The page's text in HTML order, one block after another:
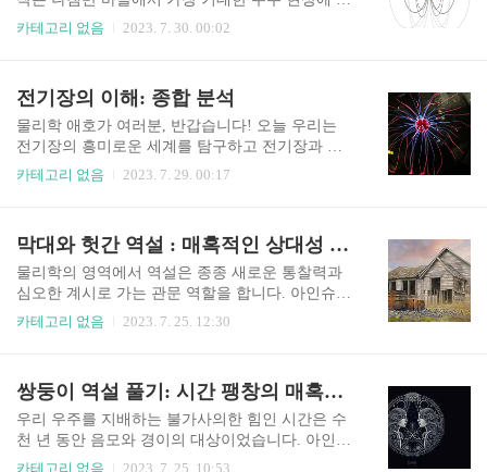
Christian Ørsted, André-Marie Ampère, Michael Farad
ay와 같은 뛰어난 지성의 획기적인 작업이 전기와
이어를 통해 흐르..
르기까지 자기장은 우주를 형성하는 데 중요한 역
불가사의한 세력 속으로 흥미진진한 여정을 떠날
때 안전벨트를 매세요. 자기장의 성질 육안으로 볼
수 없는 자기장은 특정 물질과 아원자 입자의 고유
한 특성입니다. 그것들의 기원은 전기와 자기 사이
의 관계를 탐구하는 물리학의 한 분야인 전자기학
자가 도체를 통해 이동할 때 주변에 자기장을 생성
합니다. 자기장의 주요 측면 ..
카테고리 없음 2023. 7. 30. 00:02
전기장의 이해: 종합 분석
물리학 애호가 여러분, 반갑습니다! 오늘 우리는
전기장의 흥미로운 세계를 탐구하고 전기장과 관
련된 몇 가지 일반적인 문제를 탐구하고 매혹적인
신 디스플레이에 이르기까지 전기장은 우리가 주
변 세계를 경험하는 방식을 형성하는 데 중추적인
역할을 합니다. 이 게시물에서는 전기장의 비밀을
밝히고 일반적인 문제를 탐구하며 그 중요성을 탐
구하며 일상생활에 미치는 영향을 이해할 것입니
하는 방법은 전자기학의 매력적인 개념을 파악하
는 데 필수적입니다. 자, 마음을 비우고 시작합시
다! 전기..
카테고리 없음 2023. 7. 29. 00:17
막대와 헛간 역설 : 매혹적인 상대성 이야기
물리학의 영역에서 역설은 종종 새로운 통찰력과
심오한 계시로 가는 관문 역할을 합니다. 아인슈타
인의 상대성 이론에 뿌리를 둔 개념인 막대와 헛간
함을 탐구하고 상대론적 물리학의 매혹적인 세계
에서 그 기본 원리와 함의를 해부하는 여정을 시작
합니다. 막대와 헛간 역설 설명 막대와 헛간 역설은
막대와 헛간이 빛의 속도의 상당 부분으로 각각의
카테고리 없음 2023. 7. 25. 12:30
쌍둥이 역설 풀기: 시간 팽창의 매혹적인 세계 탐험
우리 우주를 지배하는 불가사의한 힘인 시간은 수
천 년 동안 음모와 경이의 대상이었습니다. 아인슈
타인의 상대성 이론 영역의 개념인 트윈 패러독스
카테고리 없음 2023. 7. 25. 10:53